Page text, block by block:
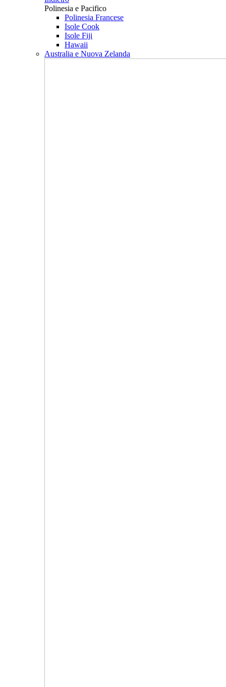
Polinesia e Pacifico
Polinesia Francese
Isole Cook
Isole Fiji
Hawaii
Australia e Nuova Zelanda